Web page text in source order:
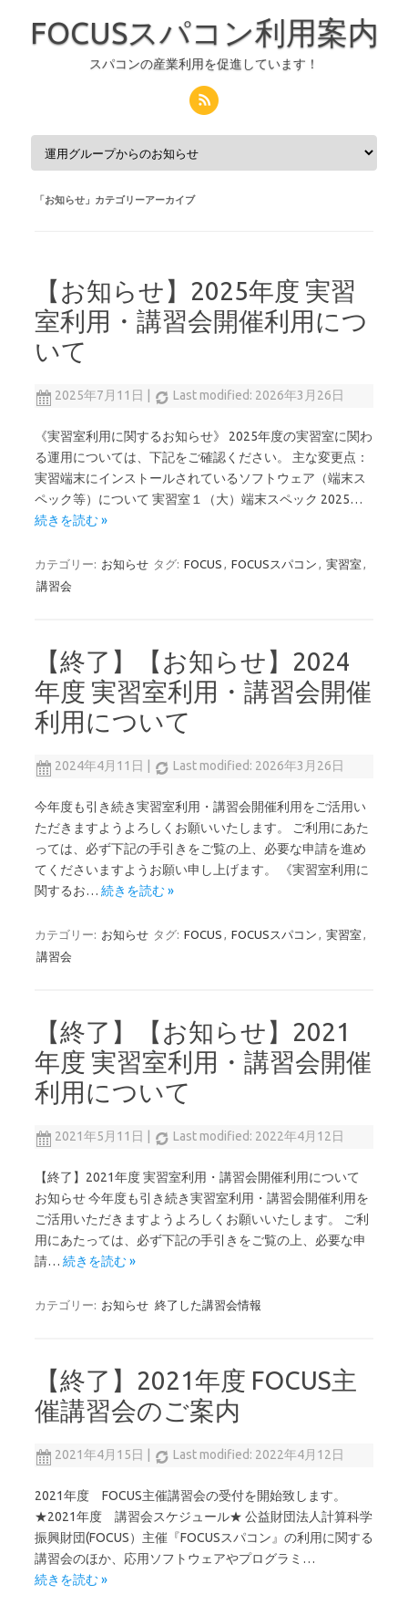
FOCUSスパコン利用案内
スパコンの産業利用を促進しています！
コンテンツへスキップ
「お知らせ 」カテゴリーアーカイブ
【お知らせ】2025年度 実習
室利用・講習会開催利用につ
いて
2025年7月11日 Last modified: 2026年3月26日
《実習室利用に関するお知らせ》 2025年度の実習室に関わ
る運用については、下記をご確認ください。 主な変更点：
実習端末にインストールされているソフトウェア（端末ス
ペック等）について 実習室１（大）端末スペック 2025…
続きを読む »
カテゴリー: お知らせ タグ: FOCUS , FOCUSスパコン , 実習室 ,
講習会
【終了】【お知らせ】2024
年度 実習室利用・講習会開催
利用について
2024年4月11日 Last modified: 2026年3月26日
今年度も引き続き実習室利用・講習会開催利用をご活用い
ただきますようよろしくお願いいたします。 ご利用にあた
っては、必ず下記の手引きをご覧の上、必要な申請を進め
てくださいますようお願い申し上げます。 《実習室利用に
関するお… 続きを読む »
カテゴリー: お知らせ タグ: FOCUS , FOCUSスパコン , 実習室 ,
講習会
【終了】【お知らせ】2021
年度 実習室利用・講習会開催
利用について
2021年5月11日 Last modified: 2022年4月12日
【終了】2021年度 実習室利用・講習会開催利用について
お知らせ 今年度も引き続き実習室利用・講習会開催利用を
ご活用いただきますようよろしくお願いいたします。 ご利
用にあたっては、必ず下記の手引きをご覧の上、必要な申
請… 続きを読む »
カテゴリー: お知らせ 終了した講習会情報
【終了】2021年度 FOCUS主
催講習会のご案内
2021年4月15日 Last modified: 2022年4月12日
2021年度 FOCUS主催講習会の受付を開始致します。
★2021年度 講習会スケジュール★ 公益財団法人計算科学
振興財団(FOCUS）主催『FOCUSスパコン』の利用に関する
講習会のほか、応用ソフトウェアやプログラミ…
続きを読む »